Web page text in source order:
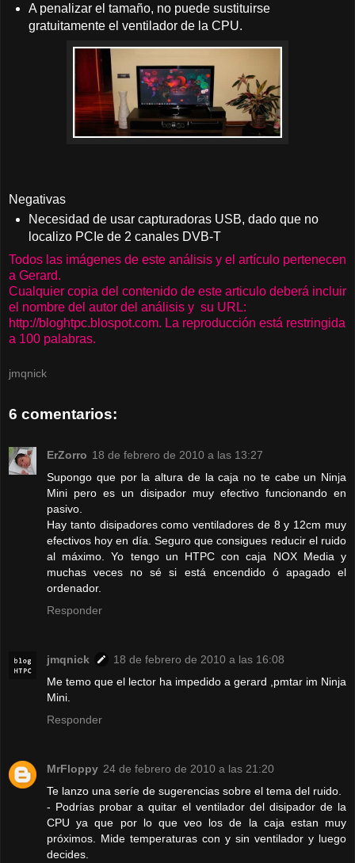
A penalizar el tamaño, no puede sustituirse
gratuitamente el ventilador de la CPU.
Negativas
Necesidad de usar capturadoras USB, dado que no
localizo PCIe de 2 canales DVB-T
Todos las imágenes de este análisis y el artículo pertenecen
a Gerard.
Cualquier copia del contenido de este articulo deberá incluir
el nombre del autor del análisis y su URL:
http://bloghtpc.blospot.com. La reproducción está restringida
a 100 palabras.
jmqnick
6 comentarios:
ErZorro 18 de febrero de 2010 a las 13:27
Supongo que por la altura de la caja no te cabe un Ninja
Mini pero es un disipador muy efectivo funcionando en
pasivo.
Hay tanto disipadores como ventiladores de 8 y 12cm muy
efectivos hoy en día. Seguro que consigues reducir el ruido
al máximo. Yo tengo un HTPC con caja NOX Media y
muchas veces no sé si está encendido ó apagado el
ordenador.
Responder
jmqnick
18 de febrero de 2010 a las 16:08
Me temo que el lector ha impedido a gerard ,pmtar im Ninja
Mini.
Responder
MrFloppy 24 de febrero de 2010 a las 21:20
Te lanzo una seríe de sugerencias sobre el tema del ruido.
- Podrías probar a quitar el ventilador del disipador de la
CPU ya que por lo que veo los de la caja estan muy
próximos. Mide temperaturas con y sin ventilador y luego
decides.